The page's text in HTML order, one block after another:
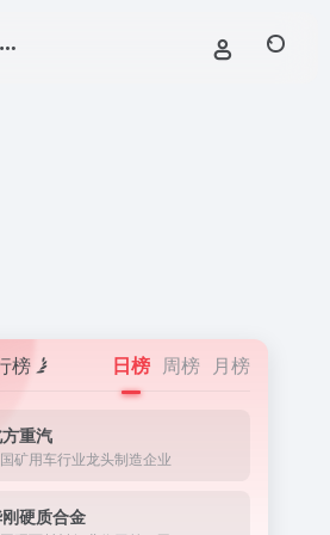
榜 日榜 周榜 月榜
重汽
矿用车行业龙头制造企业
硬质合金